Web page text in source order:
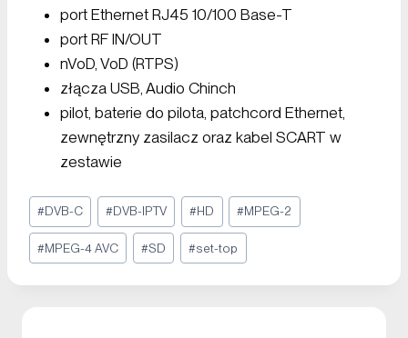
port Ethernet RJ45 10/100 Base-T
port RF IN/OUT
nVoD, VoD (RTPS)
złącza USB, Audio Chinch
pilot, baterie do pilota, patchcord Ethernet,
zewnętrzny zasilacz oraz kabel SCART w
zestawie
#DVB-C #DVB-IPTV #HD #MPEG-2
#MPEG-4 AVC #SD #set-top